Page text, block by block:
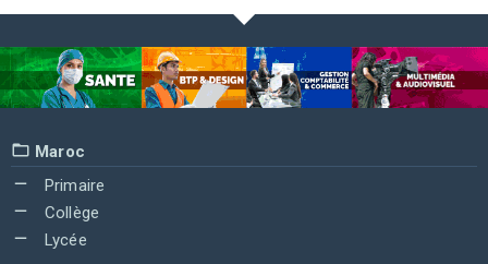
Maroc
Primaire
Collège
Lycée